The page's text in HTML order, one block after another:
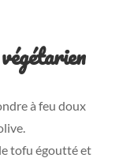
à feu doux
tofu égoutté et